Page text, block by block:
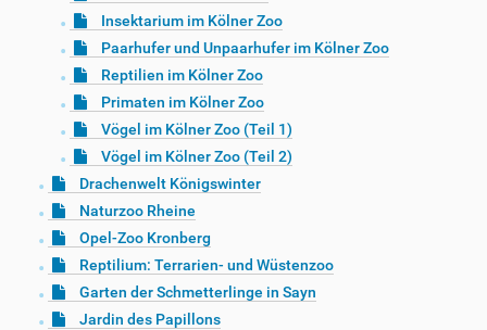
Insektarium im Kölner Zoo
Paarhufer und Unpaarhufer im Kölner Zoo
Reptilien im Kölner Zoo
Primaten im Kölner Zoo
Vögel im Kölner Zoo (Teil 1)
Vögel im Kölner Zoo (Teil 2)
Drachenwelt Königswinter
Naturzoo Rheine
Opel-Zoo Kronberg
Reptilium: Terrarien- und Wüstenzoo
Garten der Schmetterlinge in Sayn
Jardin des Papillons